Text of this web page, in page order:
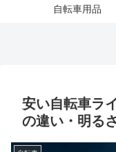
自転車用品
安い自転車ラ
の違い・明る